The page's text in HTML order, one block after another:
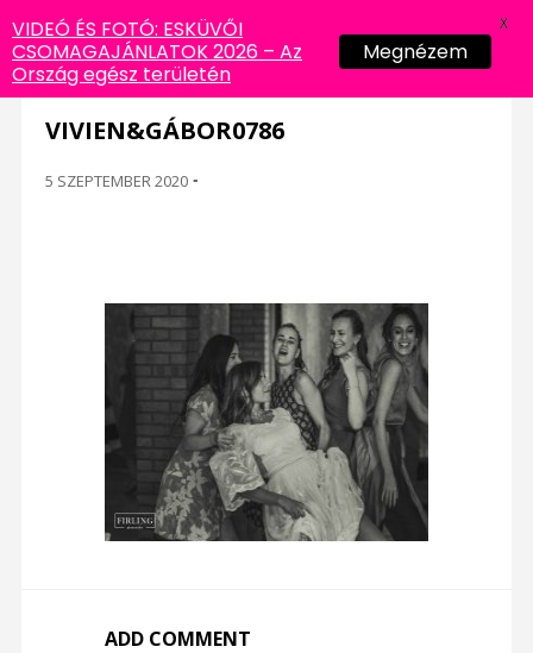
VIVIEN&GÁBOR0786
5 SZEPTEMBER 2020 -
ADD COMMENT
VIDEÓ ÉS FOTÓ: ESKÜVŐI
CSOMAGAJÁNLATOK 2026 – Az
Ország egész területén
Megnézem
X